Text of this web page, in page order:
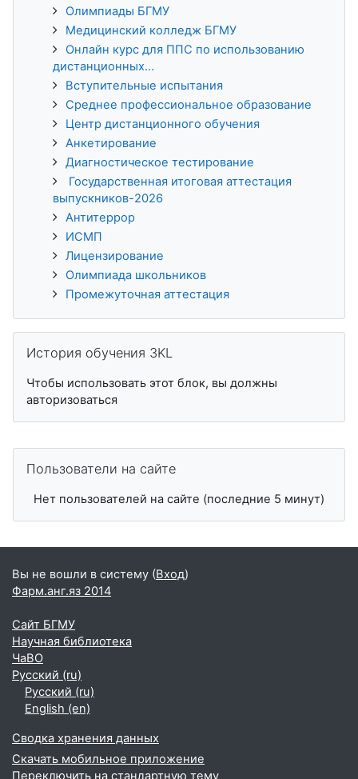
Олимпиады БГМУ
Медицинский колледж БГМУ
Онлайн курс для ППС по использованию
дистанционных...
Вступительные испытания
Среднее профессиональное образование
Центр дистанционного обучения
Анкетирование
Диагностическое тестирование
Государственная итоговая аттестация
выпускников-2026
Антитеррор
ИСМП
Лицензирование
Олимпиада школьников
Промежуточная аттестация
История обучения 3KL
Чтобы использовать этот блок, вы должны
авторизоваться
Пользователи на сайте
Нет пользователей на сайте (последние 5 минут)
Вы не вошли в систему (Вход)
Фарм.анг.яз 2014
Сайт БГМУ
Научная библиотека
ЧаВО
Русский ‎(ru)‎
Русский ‎(ru)‎
English ‎(en)‎
Сводка хранения данных
Скачать мобильное приложение
Переключить на стандартную тему